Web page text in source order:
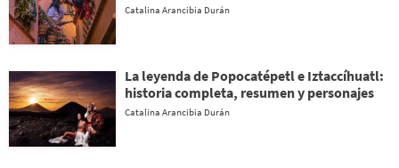
Catalina Arancibia Durán
La leyenda de Popocatépetl e Iztaccíhuatl:
historia completa, resumen y personajes
Catalina Arancibia Durán